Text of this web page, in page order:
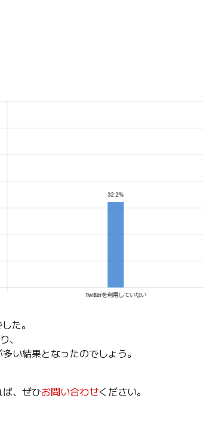
た。
、
い結果となったのでしょう。
、ぜひお問い合わせください。